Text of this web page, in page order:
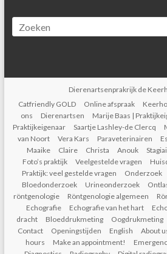
Dierenartsenprakrijk de
Catfriendly GOLD
Online afspraak
ons
Dierenartsen Marije Baas |
Praktijkeigenaar
Saartje Lashley-de Clercq
van Noort
Vera Kars Paraveterinairen
Maaike
Claire Christa Anouk
Foto’s praktijk
Veelgestelde vragen
Praktijk: veel gestelde vragen
Onderzoek
Bloedonderzoek
Urineonderzoek
röntgenologie
Röntgenologie algemeen
Echografie
Echografie van het hart
dracht
Bloeddrukmeting Oogdrukmeting
Contact
Openingstijden English About
hours
Make an appointment!